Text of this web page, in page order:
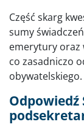
Część skarg
sumy
emerytury oraz
co zasadniczo
obywatelskiego.
Odpowiedź